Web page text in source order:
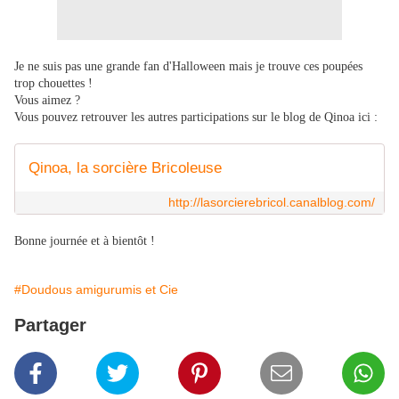
Je ne suis pas une grande fan d'Halloween mais je trouve ces poupées
trop chouettes !
Vous aimez ?
Vous pouvez retrouver les autres participations sur le blog de Qinoa ici :
Qinoa, la sorcière Bricoleuse
http://lasorcierebricol.canalblog.com/
Bonne journée et à bientôt !
#Doudous amigurumis et Cie
Partager